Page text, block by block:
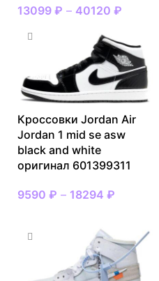
13099 ₽ – 40120 ₽
Кроссовки Jordan Air
Jordan 1 mid se asw
black and white
оригинал 601399311
9590 ₽ – 18294 ₽